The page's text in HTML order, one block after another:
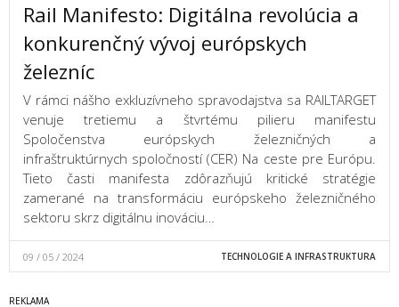
Rail Manifesto: Digitálna revolúcia a
konkurenčný vývoj európskych
železníc
V rámci nášho exkluzívneho spravodajstva sa RAILTARGET
venuje tretiemu a štvrtému pilieru manifestu
Spoločenstva európskych železničných a
infraštruktúrnych spoločností (CER) Na ceste pre Európu.
Tieto časti manifesta zdôrazňujú kritické stratégie
zamerané na transformáciu európskeho železničného
sektoru skrz digitálnu inováciu…
09 / 05 / 2024 TECHNOLOGIE A INFRASTRUKTURA